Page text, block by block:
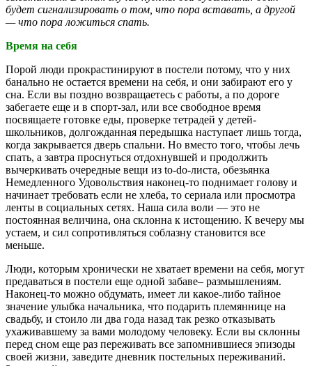
будет сигнализировать о том, что пора вставать, а другой
— что пора ложиться спать.
Время на себя
Порой люди прокрастинируют в постели потому, что у них
банально не остается времени на себя, и они забирают его у
сна. Если вы поздно возвращаетесь с работы, а по дороге
забегаете еще и в спорт-зал, или все свободное время
посвящаете готовке еды, проверке тетрадей у детей-
школьников, долгожданная передышка наступает лишь тогда,
когда закрывается дверь спальни. Но вместо того, чтобы лечь
спать, а завтра проснуться отдохнувшей и продолжить
вычеркивать очередные вещи из to-do-листа, обезьянка
Немедленного Удовольствия наконец-то поднимает голову и
начинает требовать если не хлеба, то сериала или просмотра
ленты в социальных сетях. Наша сила воли — это не
постоянная величина, она склонна к истощению. К вечеру мы
устаем, и сил сопротивляться соблазну становится все
меньше.
Люди, которым хронически не хватает времени на себя, могут
предаваться в постели еще одной забаве– размышлениям.
Наконец-то можно обдумать, имеет ли какое-либо тайное
значение улыбка начальника, что подарить племяннице на
свадьбу, и стоило ли два года назад так резко отказывать
ухаживавшему за вами молодому человеку. Если вы склонны
перед сном еще раз переживать все запомнившиеся эпизоды
своей жизни, заведите дневник постельных переживаний.